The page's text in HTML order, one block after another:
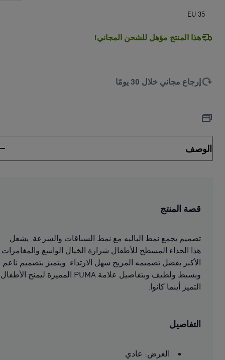
EU 35
هذا المنتج مؤهل للشحن المجاني!
إرجاع مجاني خلال 30 يومًا
الوصف
قصة المنتج
تصميم يجمع نمط الباليه مع نمط السباقات والسرعة. يشعل
هذا الحذاء المسطح للأطفال شرارة الخيال الواسع والمغامرات
الأكبر بفضل تصميمه المريح سهل الارتداء. ويتميز بتصميم ناعم
وبسيط ولطيف وبتفاصيل علامة PUMA المميزة ليمنح الأطفال
التميز أينما كانوا.
التفاصيل
العرض: عادي